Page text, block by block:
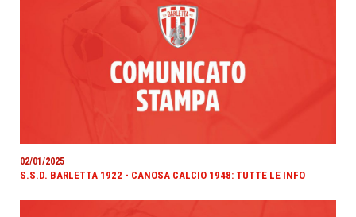
02/01/2025
S.S.D. BARLETTA 1922 - CANOSA CALCIO 1948: TUTTE LE INFO